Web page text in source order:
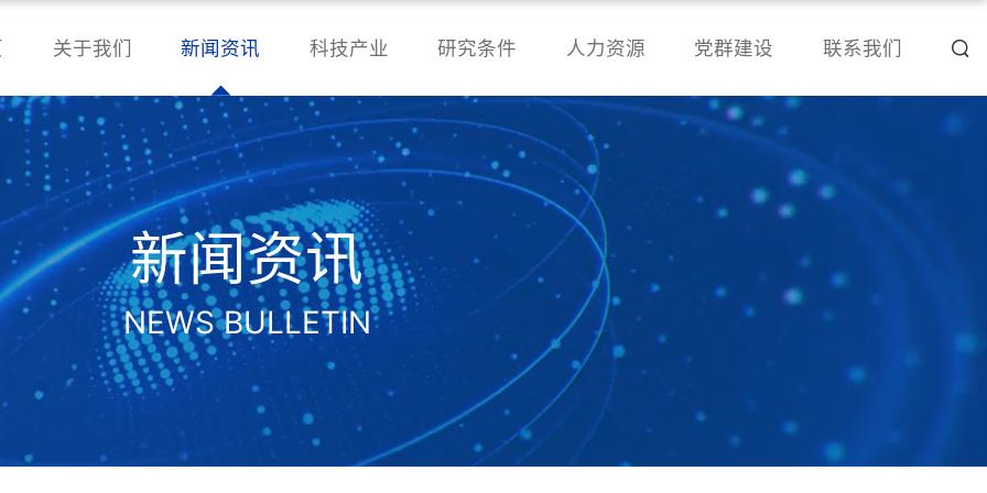
关于我们 新闻资讯 科技产业 研究条件 人力资源 党群建设 联系我们
新闻资讯
NEWS BULLETIN